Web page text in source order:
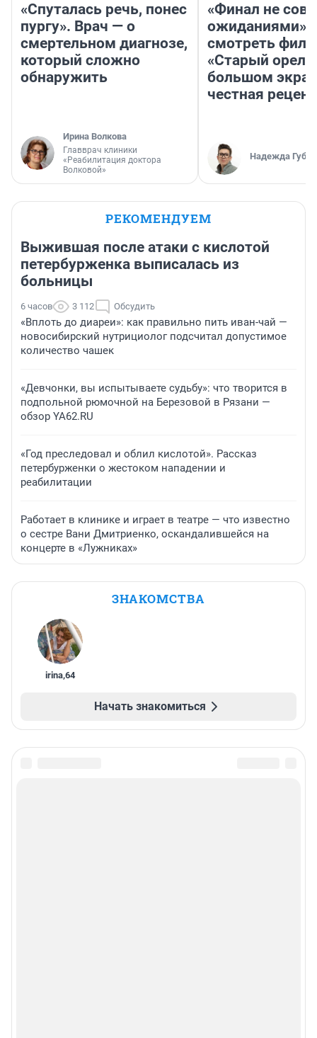
«Спуталась речь, понес
пургу». Врач — о
смертельном диагнозе,
который сложно
обнаружить
Ирина Волкова
Главврач клиники
«Реабилитация доктора
Волковой»
«Финал не
ожиданиями»:
смотреть
«Старый орел»
большом
честная
Надежда
РЕКОМЕНДУЕМ
Выжившая после атаки с кислотой
петербурженка выписалась из
больницы
6 часов 3 112 Обсудить
«Вплоть до диареи»: как правильно пить иван-чай —
новосибирский нутрициолог подсчитал допустимое
количество чашек
«Девчонки, вы испытываете судьбу»: что творится в
подпольной рюмочной на Березовой в Рязани —
обзор YA62.RU
«Год преследовал и облил кислотой». Рассказ
петербурженки о жестоком нападении и
реабилитации
Работает в клинике и играет в театре — что известно
о сестре Вани Дмитриенко, оскандалившейся на
концерте в «Лужниках»
ЗНАКОМСТВА
irina,64
Начать знакомиться